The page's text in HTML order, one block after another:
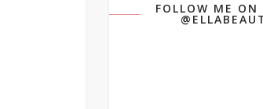
FOLLOW ME